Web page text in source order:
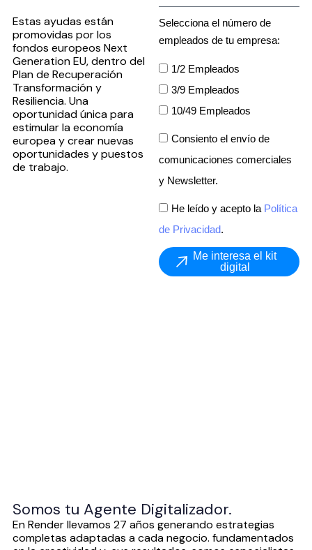
Estas ayudas están
promovidas por los
fondos europeos Next
Generation EU, dentro del
Plan de Recuperación
Transformación y
Resiliencia. Una
oportunidad única para
estimular la economía
europea y crear nuevas
oportunidades y puestos
de trabajo.
Selecciona el número de
empleados de tu empresa:
1/2 Empleados
3/9 Empleados
10/49 Empleados
Consiento el envío de
comunicaciones comerciales
y Newsletter.
He leído y acepto la Política
de Privacidad.
Me interesa el kit
digital
Somos tu Agente Digitalizador.
En Render llevamos 27 años generando estrategias
completas adaptadas a cada negocio. fundamentados